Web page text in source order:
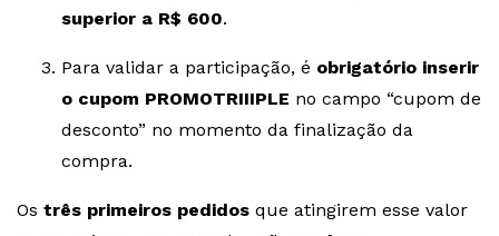
superior a R$ 600.
Para validar a participação, é obrigatório inserir
o cupom PROMOTRIIIPLE no campo “cupom de
desconto” no momento da finalização da
compra.
Os três primeiros pedidos que atingirem esse valor